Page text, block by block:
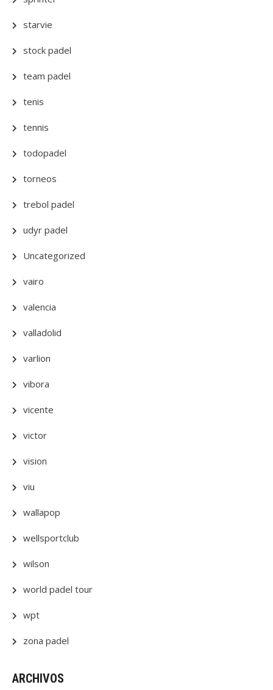
starvie
stock padel
team padel
tenis
tennis
todopadel
torneos
trebol padel
udyr padel
Uncategorized
vairo
valencia
valladolid
varlion
vibora
vicente
victor
vision
viu
wallapop
wellsportclub
wilson
world padel tour
wpt
zona padel
ARCHIVOS